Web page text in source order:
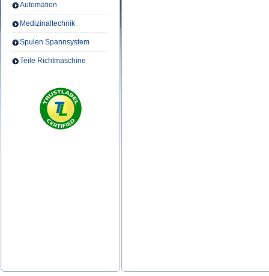
Automation
Medizinaltechnik
Spulen Spannsystem
Teile Richtmaschine